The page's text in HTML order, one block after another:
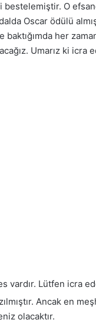
O
Oscar ödülü
her
Umarız ki icra
vardır. Lütfen icra
Ancak en
olacaktır.